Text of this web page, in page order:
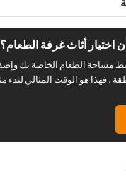
اختيار أثاث غرفة الطعام؟
مساحة الطعام الخاصة بك
، فهذا هو الوقت المثالي لبدء